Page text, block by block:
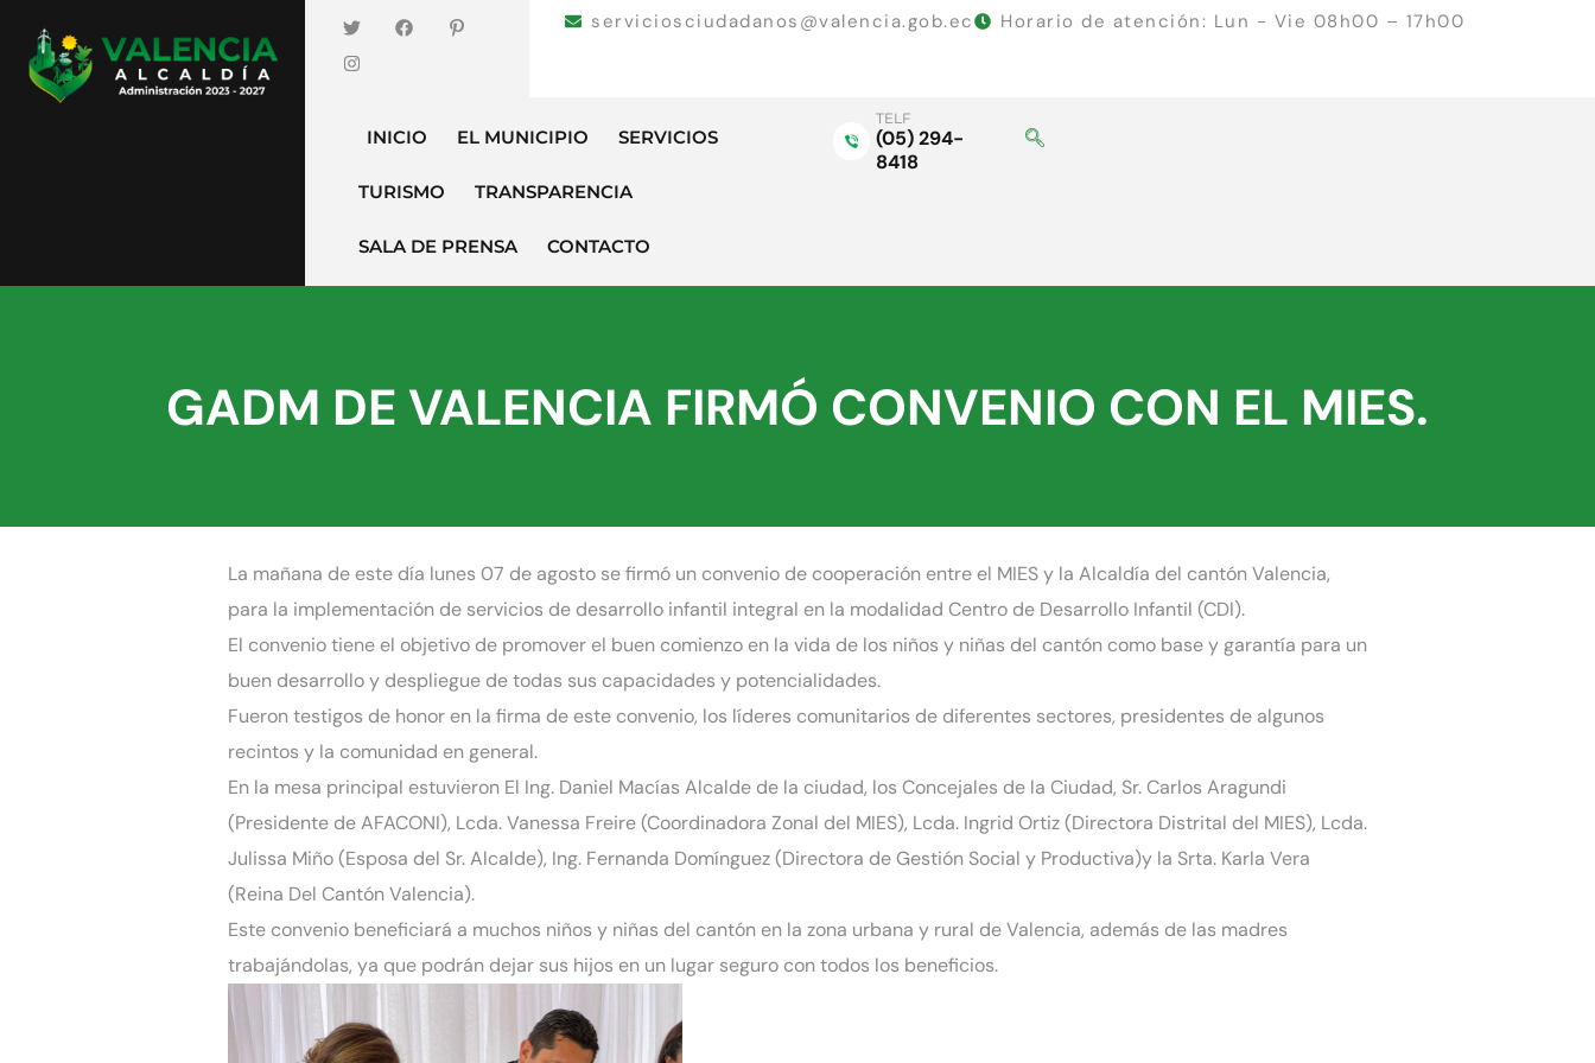
serviciosciudadanos@valencia.gob.ec Horario de atención: Lun - Vie 08h00 – 17h00
INICIO EL MUNICIPIO SERVICIOS
TURISMO TRANSPARENCIA
SALA DE PRENSA CONTACTO
TELF
(05) 294-
8418
GADM DE VALENCIA FIRMÓ CONVENIO CON EL MIES.
La mañana de este día lunes 07 de agosto se firmó un convenio de cooperación entre el MIES y la Alcaldía del cantón Valencia,
para la implementación de servicios de desarrollo infantil integral en la modalidad Centro de Desarrollo Infantil (CDI).
El convenio tiene el objetivo de promover el buen comienzo en la vida de los niños y niñas del cantón como base y garantía para un
buen desarrollo y despliegue de todas sus capacidades y potencialidades.
Fueron testigos de honor en la firma de este convenio, los líderes comunitarios de diferentes sectores, presidentes de algunos
recintos y la comunidad en general.
En la mesa principal estuvieron El Ing. Daniel Macías Alcalde de la ciudad, los Concejales de la Ciudad, Sr. Carlos Aragundi
(Presidente de AFACONI), Lcda. Vanessa Freire (Coordinadora Zonal del MIES), Lcda. Ingrid Ortiz (Directora Distrital del MIES), Lcda.
Julissa Miño (Esposa del Sr. Alcalde), Ing. Fernanda Domínguez (Directora de Gestión Social y Productiva)y la Srta. Karla Vera
(Reina Del Cantón Valencia).
Este convenio beneficiará a muchos niños y niñas del cantón en la zona urbana y rural de Valencia, además de las madres
trabajándolas, ya que podrán dejar sus hijos en un lugar seguro con todos los beneficios.